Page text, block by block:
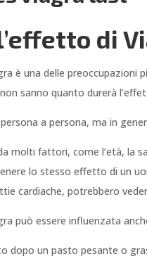
di
è una delle
sanno quanto durerà
a persona, ma in
molti fattori, come l’età, la
lo stesso effetto di un
cardiache, potrebbero
può essere influenzata
dopo un pasto pesante o